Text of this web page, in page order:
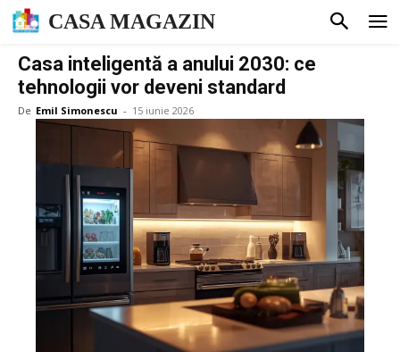
CASA MAGAZIN
Casa inteligentă a anului 2030: ce
tehnologii vor deveni standard
De Emil Simonescu - 15 iunie 2026